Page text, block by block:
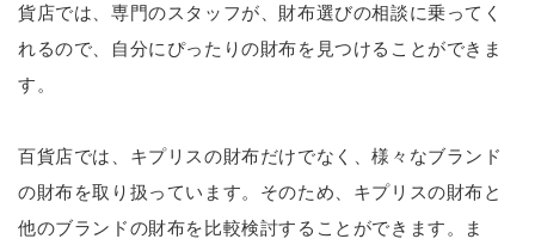
貨店では、専門のスタッフが、財布選びの相談に乗ってく
れるので、自分にぴったりの財布を見つけることができま
す。
百貨店では、キプリスの財布だけでなく、様々なブランド
の財布を取り扱っています。そのため、キプリスの財布と
他のブランドの財布を比較検討することができます。ま